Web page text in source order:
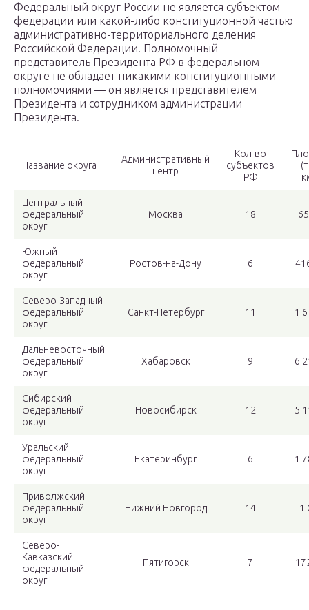
Федеральный округ России не является субъектом
федерации или какой-либо конституционной частью
административно-территориального деления
Российской Федерации. Полномочный
представитель Президента РФ в федеральном
округе не обладает никакими конституционными
полномочиями — он является представителем
Президента и сотрудником администрации
Президента.
Название округа
Административный
центр
Кол-во
субъектов
РФ
Центральный
федеральный
округ
Москва 18
Южный
федеральный
округ
Ростов-на-Дону 6
Северо-Западный
федеральный
округ
Санкт-Петербург 11 1
Дальневосточный
федеральный
округ
Хабаровск 9 6
Сибирский
федеральный
округ
Новосибирск 12 5
Уральский
федеральный
округ
Екатеринбург 6 1
Приволжский
федеральный
округ
Нижний Новгород 14 1
Северо-
Кавказский
федеральный
округ
Пятигорск 7